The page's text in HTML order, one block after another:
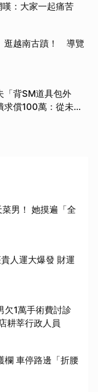
嘆：大家一起痛苦
逛越南古蹟！ 導覽
「背SM道具包外
償100萬：從未用
男！ 她摸遍「全
人運大爆發 財運
欠1萬手術費討診
耕莘行政人員
欄 車停路邊「折腰